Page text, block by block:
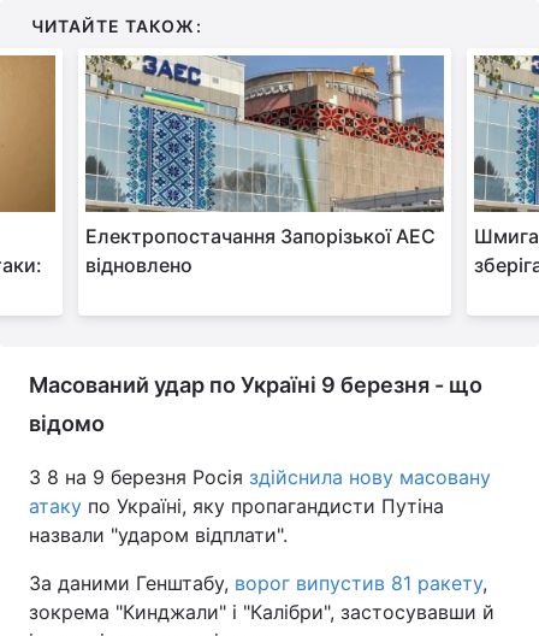
ЧИТАЙТЕ ТАКОЖ:
Електропостачання Запорізької АЕС
відновлено
Масований удар по Україні 9 березня - що
відомо
З 8 на 9 березня Росія здійснила нову масовану
атаку по Україні, яку пропагандисти Путіна
назвали "ударом відплати".
За даними Генштабу, ворог випустив 81 ракету,
зокрема "Кинджали" і "Калібри", застосувавши й